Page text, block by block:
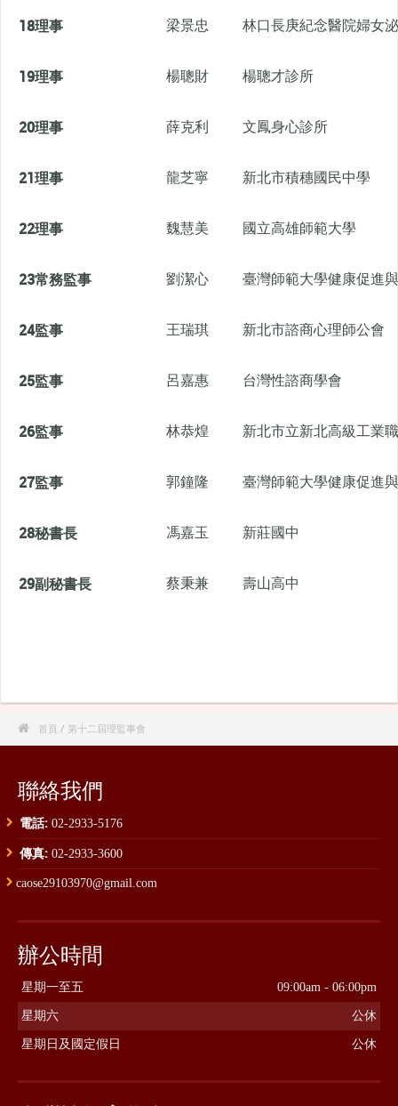
18理事 梁景忠 林口長庚紀念醫院婦女
19理事 楊聰財 楊聰才診所
20理事 薛克利 文鳳身心診所
21理事 龍芝寧 新北市積穗國民中學
22理事 魏慧美 國立高雄師範大學
23常務監事 劉潔心 臺灣師範大學健康促進
24監事 王瑞琪 新北市諮商心理師公會
25監事 呂嘉惠 台灣性諮商學會
26監事 林恭煌 新北市立新北高級工業
27監事 郭鐘隆 臺灣師範大學健康促進
28秘書長 馮嘉玉 新莊國中
29副秘書長 蔡秉兼 壽山高中
 首頁 / 第十二屆理監事會
聯絡我們
電話: 02-2933-5176
傳真: 02-2933-3600
caose29103970@gmail.com
辦公時間
星期一至五 09:00am - 06:00pm
星期六 公休
星期日及國定假日 公休